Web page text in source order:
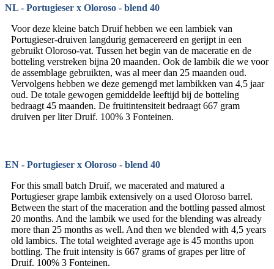
NL - Portugieser x Oloroso - blend 40
Voor deze kleine batch Druif hebben we een lambiek van
Portugieser-druiven langdurig gemacereerd en gerijpt in een
gebruikt Oloroso-vat. Tussen het begin van de maceratie en de
botteling verstreken bijna 20 maanden. Ook de lambik die we voor
de assemblage gebruikten, was al meer dan 25 maanden oud.
Vervolgens hebben we deze gemengd met lambikken van 4,5 jaar
oud. De totale gewogen gemiddelde leeftijd bij de botteling
bedraagt 45 maanden. De fruitintensiteit bedraagt 667 gram
druiven per liter Druif. 100% 3 Fonteinen.
EN - Portugieser x Oloroso - blend 40
For this small batch Druif, we macerated and matured a
Portugieser grape lambik extensively on a used Oloroso barrel.
Between the start of the maceration and the bottling passed almost
20 months. And the lambik we used for the blending was already
more than 25 months as well. And then we blended with 4,5 years
old lambics. The total weighted average age is 45 months upon
bottling. The fruit intensity is 667 grams of grapes per litre of
Druif. 100% 3 Fonteinen.